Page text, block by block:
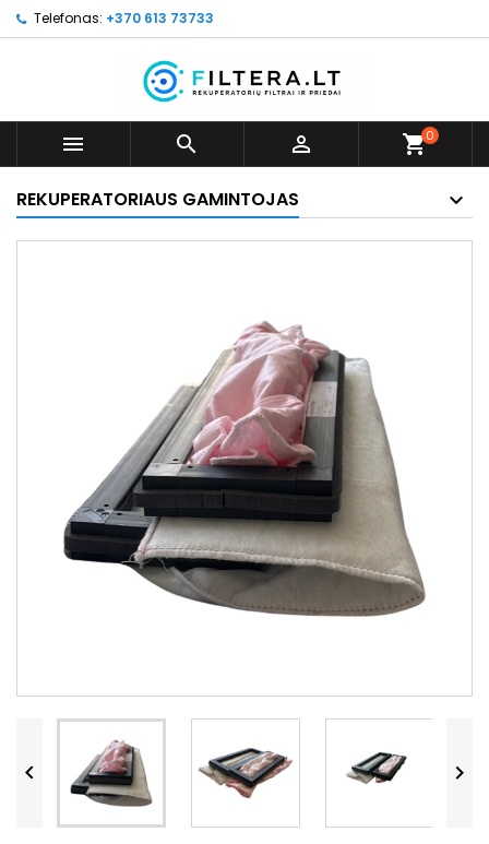
Telefonas: +370 613 73733
   shopping_cart0
REKUPERATORIAUS GAMINTOJAS
 